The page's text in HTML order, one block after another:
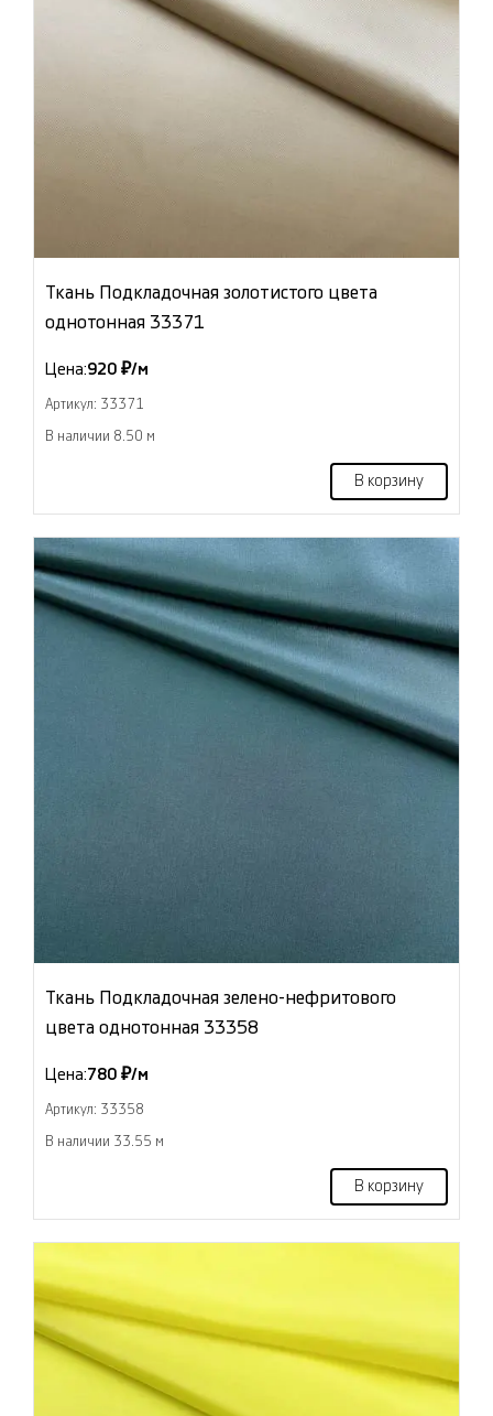
Ткань Подкладочная золотистого цвета
однотонная 33371
Цена:920 ₽/м
Артикул: 33371
В наличии 8.50 м
В корзину
Ткань Подкладочная зелено-нефритового
цвета однотонная 33358
Цена:780 ₽/м
Артикул: 33358
В наличии 33.55 м
В корзину